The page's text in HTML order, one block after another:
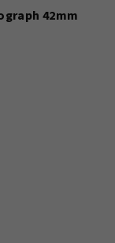
42mm